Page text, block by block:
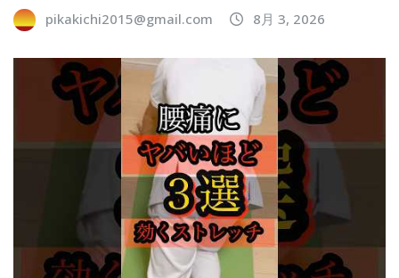
pikakichi2015@gmail.com 8月 3, 2026